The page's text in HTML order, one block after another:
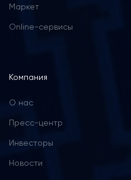
Маркет
Online-сервисы
Компания
О нас
Пресс-центр
Инвесторы
Новости